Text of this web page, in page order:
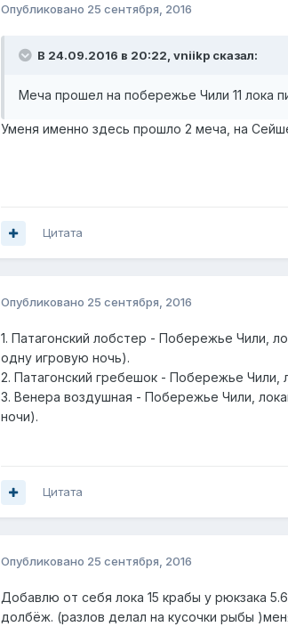
Опубликовано 25 сентября, 2016
В 24.09.2016 в 20:22, vniikp сказал:
Меча прошел на побережье Чили 11 лока
Уменя именно здесь прошло 2 меча, на
Цитата
Опубликовано 25 сентября, 2016
1. Патагонский лобстер - Побережье Чили,
одну игровую ночь).
2. Патагонский гребешок - Побережье Чили,
3. Венера воздушная - Побережье Чили,
ночи).
Цитата
Опубликовано 25 сентября, 2016
Добавлю от себя лока 15 крабы у рюкзака
долбёж. (разлов делал на кусочки рыбы